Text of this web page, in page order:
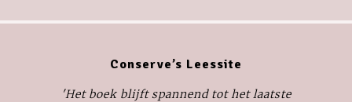
Conserve’s Leessite
'Het boek blijft spannend tot het laatste